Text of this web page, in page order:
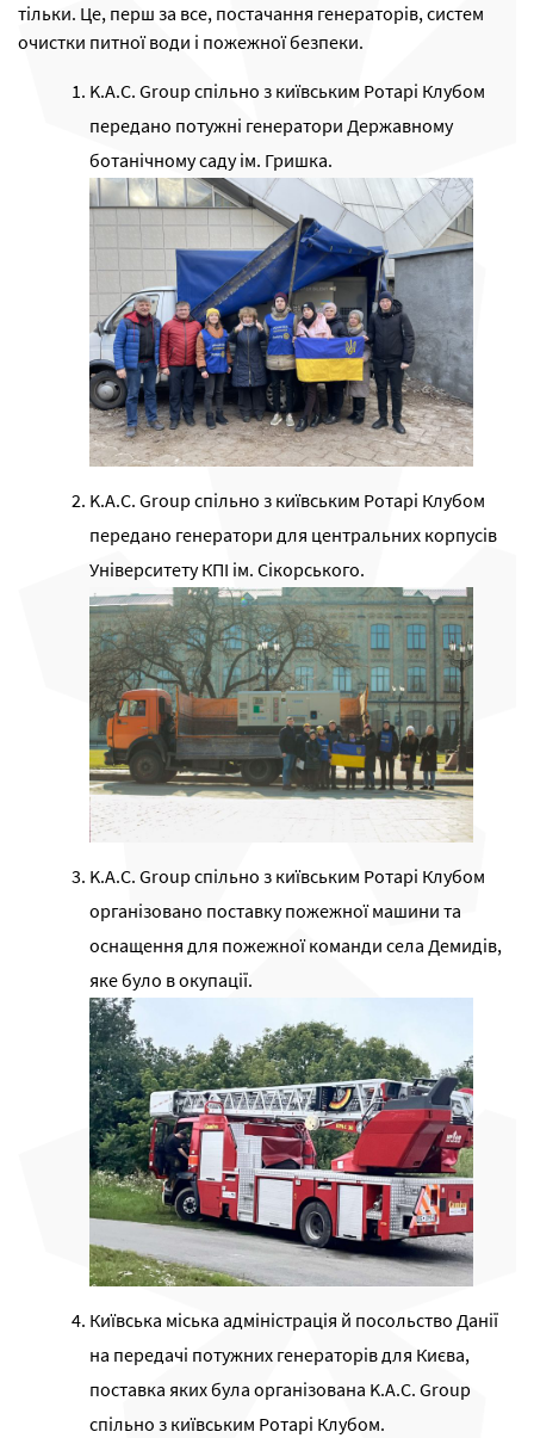
тільки. Це, перш за все, постачання генераторів, систем
очистки питної води і пожежної безпеки.
K.A.C. Group спільно з київським Ротарі Клубом
передано потужні генератори Державному
ботанічному саду ім. Гришка.
K.A.C. Group спільно з київським Ротарі Клубом
передано генератори для центральних корпусів
Університету КПІ ім. Сікорського.
K.A.C. Group спільно з київським Ротарі Клубом
організовано поставку пожежної машини та
оснащення для пожежної команди села Демидів,
яке було в окупації.
Київська міська адміністрація й посольство Данії
на передачі потужних генераторів для Києва,
поставка яких була організована K.A.C. Group
спільно з київським Ротарі Клубом.